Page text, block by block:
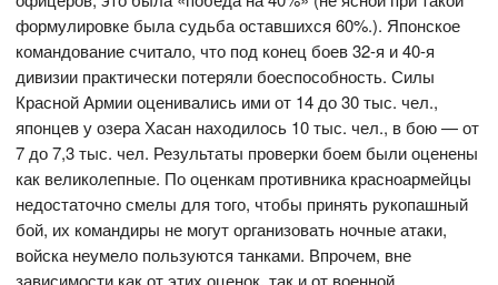
формулировке была судьба оставшихся 60%.). Японское
командование считало, что под конец боев 32-я и 40-я
дивизии практически потеряли боеспособность. Силы
Красной Армии оценивались ими от 14 до 30 тыс. чел.,
японцев у озера Хасан находилось 10 тыс. чел., в бою — от
7 до 7,3 тыс. чел. Результаты проверки боем были оценены
как великолепные. По оценкам противника красноармейцы
недостаточно смелы для того, чтобы принять рукопашный
бой, их командиры не могут организовать ночные атаки,
войска неумело пользуются танками. Впрочем, вне
зависимости как от этих оценок, так и от военной